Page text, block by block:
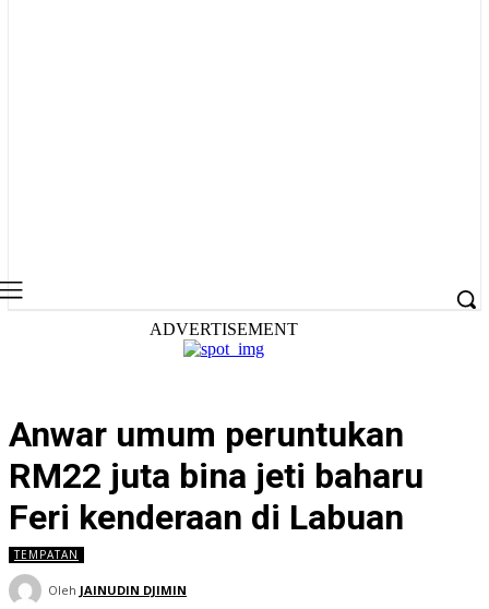
ADVERTISEMENT
Anwar umum peruntukan
RM22 juta bina jeti baharu
Feri kenderaan di Labuan
TEMPATAN
Oleh JAINUDIN DJIMIN